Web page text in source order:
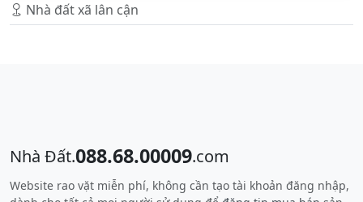
Nhà đất xã lân cận
Nhà Đất.088.68.00009.com
Website rao vặt miễn phí, không cần tạo tài khoản đăng nhập,